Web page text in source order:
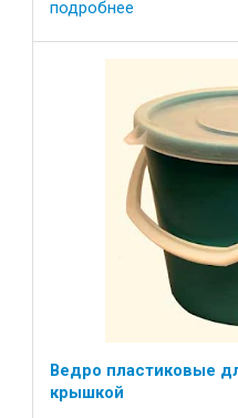
подробнее
Ведро пластиковые
крышкой